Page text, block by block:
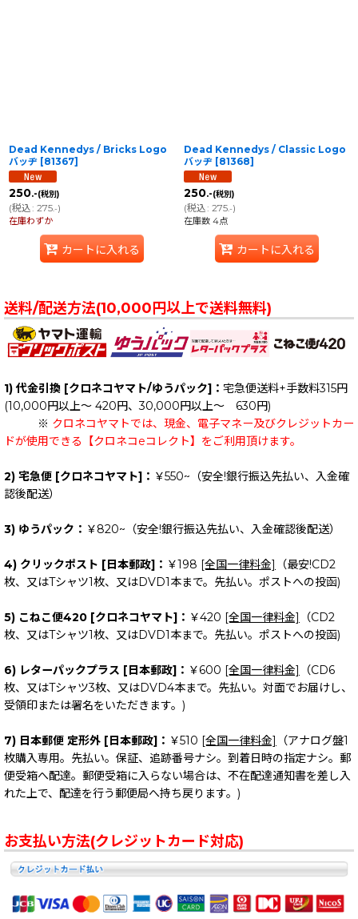
Dead Kennedys / Bricks Logo
バッヂ [81367]
250.-(税別)
(税込: 275.-)
在庫わずか
カートに入れる
Dead Kennedys / Classic Logo
バッヂ [81368]
250.-(税別)
(税込: 275.-)
在庫数 4点
カートに入れる
送料/配送方法(10,000円以上で送料無料)
1) 代金引換 [クロネコヤマト/ゆうパック]： 宅急便送料+手数料315円
(10,000円以上～ 420円、30,000円以上～ 630円)
※ クロネコヤマトでは、現金、電子マネー及びクレジットカー
ドが使用できる【クロネコeコレクト】をご利用頂けます。
2) 宅急便 [クロネコヤマト]： ￥550~（安全!銀行振込先払い、入金確
認後配送）
3) ゆうパック： ￥820~（安全!銀行振込先払い、入金確認後配送）
4) クリックポスト [日本郵政]： ￥198 [全国一律料金]
（最安!CD2
枚、又はTシャツ1枚、又はDVD1本まで。先払い。ポストへの投函)
5) こねこ便420 [クロネコヤマト]： ￥420 [全国一律料金]
（CD2
枚、又はTシャツ1枚、又はDVD1本まで。先払い。ポストへの投函)
6) レターパックプラス [日本郵政]： ￥600 [全国一律料金]
（CD6
枚、又はTシャツ3枚、又はDVD4本まで。先払い。対面でお届けし、
受領印または署名をいただきます。)
7) 日本郵便 定形外 [日本郵政]： ￥510 [全国一律料金]
（アナログ盤1
枚購入専用。先払い。保証、追跡番号ナシ。到着日時の指定ナシ。郵
便受箱へ配達。郵便受箱に入らない場合は、不在配達通知書を差し入
れた上で、配達を行う郵便局へ持ち戻ります。)
お支払い方法(クレジットカード対応)